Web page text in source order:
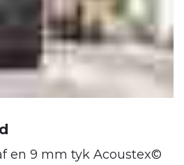
en 9 mm tyk Acoustex©